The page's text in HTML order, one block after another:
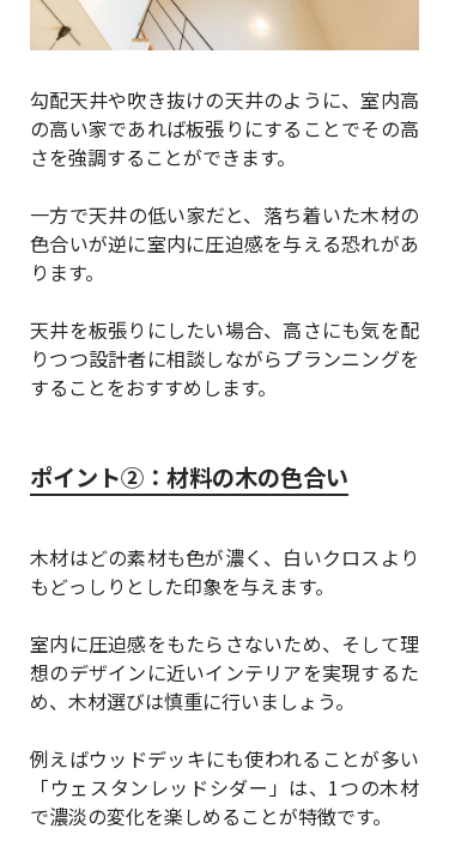
勾配天井や吹き抜けの天井のように、室内高
の高い家であれば板張りにすることでその高
さを強調することができます。
一方で天井の低い家だと、落ち着いた木材の
色合いが逆に室内に圧迫感を与える恐れがあ
ります。
天井を板張りにしたい場合、高さにも気を配
りつつ設計者に相談しながらプランニングを
することをおすすめします。
ポイント②：材料の木の色合い
木材はどの素材も色が濃く、白いクロスより
もどっしりとした印象を与えます。
室内に圧迫感をもたらさないため、そして理
想のデザインに近いインテリアを実現するた
め、木材選びは慎重に行いましょう。
例えばウッドデッキにも使われることが多い
「ウェスタンレッドシダー」は、1つの木材
で濃淡の変化を楽しめることが特徴です。